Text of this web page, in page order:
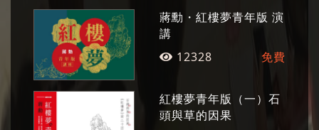
習畫。返國後曾任《雄獅美術》主編，長期投入
《漢聲》雜誌的民俗鄉野調查、兒童叢書編寫策
劃等工作，並在報刊上發表系列木刻版畫與散
文，題材包括中國古神話故事、花卉植物、鄉土
人物、佛經故事等。中年後潛心學佛，擅佛教藝
術創作，尤以白描觀音著稱。多年來對佛法的探
蔣勳・紅樓夢青年版 演
講
12328
免費
紅樓夢青年版（一）石
頭與草的因果